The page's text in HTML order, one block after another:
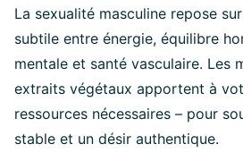
La sexualité masculine repose
subtile entre énergie, équilibre
mentale et santé vasculaire. Les
extraits végétaux apportent à
ressources nécessaires – pour
stable et un désir authentique.